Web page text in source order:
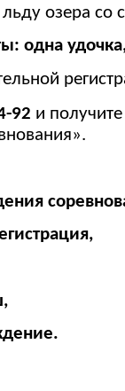
озера со
одна
92 и